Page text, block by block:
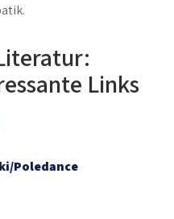
Links
Poledance